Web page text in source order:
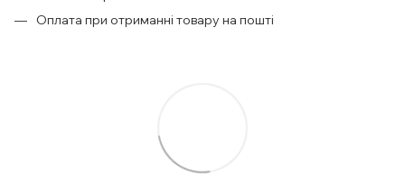
Оплата при отриманні товару на пошті